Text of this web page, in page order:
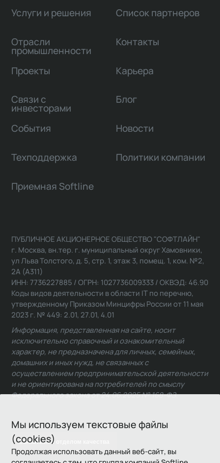
Мы используем текстовые файлы
(cookies)
Продолжая использовать данный веб-сайт, вы
Услуги и решения
Отрасли
промышленности
Проекты
Связи с
инвесторами
Список партнеров
Контакты
Карьера
Блог
События Новости
Техподдержка Политики компании
Приемная Softline
Связаться с отделом качества
ПУБЛИЧНОЕ АКЦИОНЕРНОЕ ОБЩЕСТВО "СОФТЛАЙН"
г. Москва, вн.тер. г. муниципальный округ Хамовники,
ул Льва Толстого, д. 5, стр. 1, этаж 3, помещ. 1, ком. №2,
2А (А311)
ИНН: 7736227885 / ОГРН: 1027736009333 / ОКВЭД: 46.90
Коды видов деятельности в области IT по перечню,
утвержденному Приказом Минцифры России от 11 мая
2023 г. № 449: 2.01, 27.01, 4.01
Информация, представленная на сайте, носит
исключительно справочный и ознакомительный
характер, не предназначена для личных, семейных,
домашних и иных нужд, не связанных с
осуществлением предпринимательской деятельности
и не ориентирована на потребителей по смыслу
Федерального закона от 24.06.2025 № 168-ФЗ.